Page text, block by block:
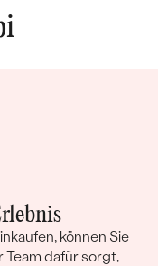
können Sie
Team dafür sorgt,